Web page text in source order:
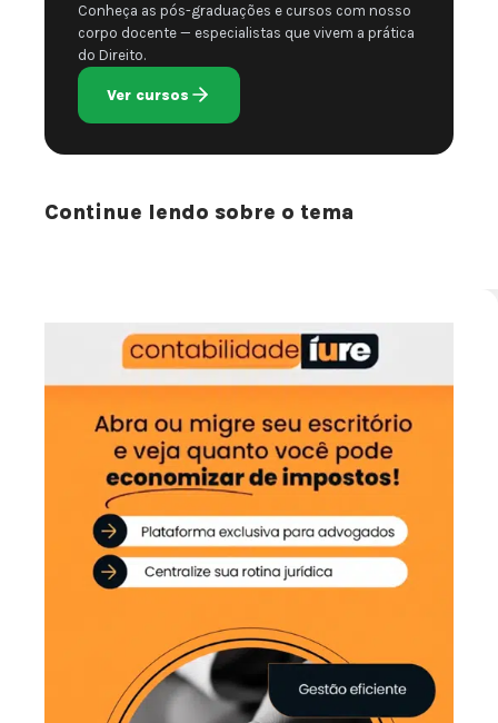
Conheça as pós-graduações e cursos com nosso
corpo docente — especialistas que vivem a prática
do Direito.
Ver cursos
Continue lendo sobre o tema